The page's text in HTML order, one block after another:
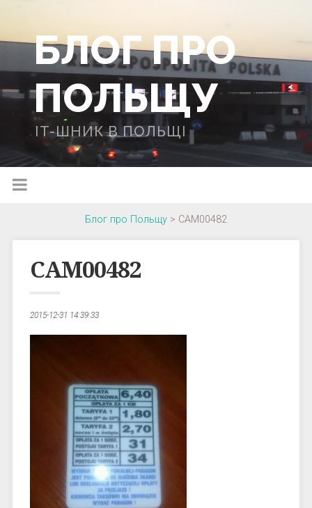
БЛОГ ПРО
ПОЛЬЩУ
IT-ШНИК В ПОЛЬЩІ
Блог про Польщу > CAM00482
CAM00482
2015-12-31 14:39:33